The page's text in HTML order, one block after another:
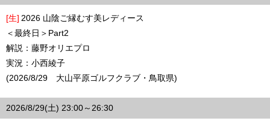
[生] 2026 山陰ご縁むす美レディース
＜最終日＞Part2
解説：藤野オリエプロ
実況：小西綾子
(2026/8/29 大山平原ゴルフクラブ・鳥取県)
2026/8/29(土) 23:00～26:30